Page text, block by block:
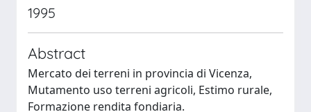
1995
Abstract
Mercato dei terreni in provincia di Vicenza,
Mutamento uso terreni agricoli, Estimo rurale,
Formazione rendita fondiaria.